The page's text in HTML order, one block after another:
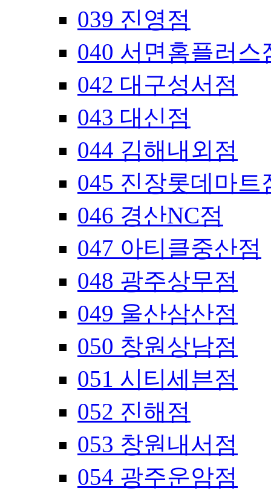
039 진영점
040 서면홈플러스
042 대구성서점
043 대신점
044 김해내외점
045 진장롯데마트
046 경산NC점
047 아티클중산점
048 광주상무점
049 울산삼산점
050 창원상남점
051 시티세븐점
052 진해점
053 창원내서점
054 광주운암점